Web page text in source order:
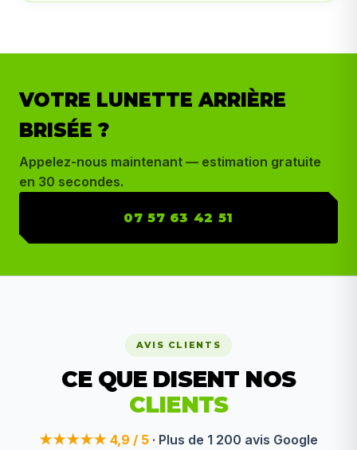
VOTRE LUNETTE ARRIÈRE
BRISÉE ?
Appelez-nous maintenant — estimation gratuite
en 30 secondes.
07 57 63 42 51
AVIS CLIENTS
CE QUE DISENT NOS
CLIENTS
★★★★★ 4,9 / 5 · Plus de 1 200 avis Google